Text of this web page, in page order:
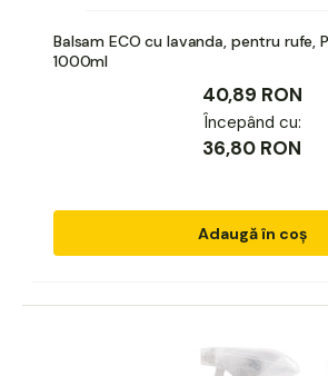
Balsam ECO cu lavanda, pentru rufe,
1000ml
40,89 RON
Începând cu:
36,80 RON
Adaugă în coș